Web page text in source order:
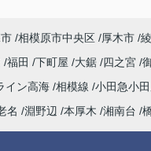
相模原市中央区 厚木市
福田 下町屋 大鋸 四之宮
イン高海 相模線 小田急小
名 淵野辺 本厚木 湘南台